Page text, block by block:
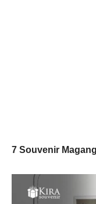
7 Souvenir